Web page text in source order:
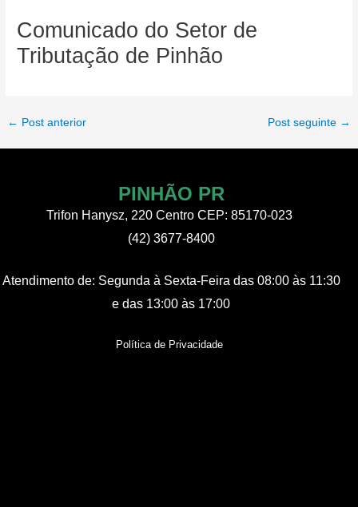
Comunicado do Setor de
Tributação de Pinhão
Post
← Post anterior Post seguinte →
PINHÃO PR
Trifon Hanysz, 220 Centro CEP: 85170-023
(42) 3677-8400
Atendimento de: Segunda à Sexta-Feira das 08:00 às 11:30
e das 13:00 às 17:00
Política de Privacidade